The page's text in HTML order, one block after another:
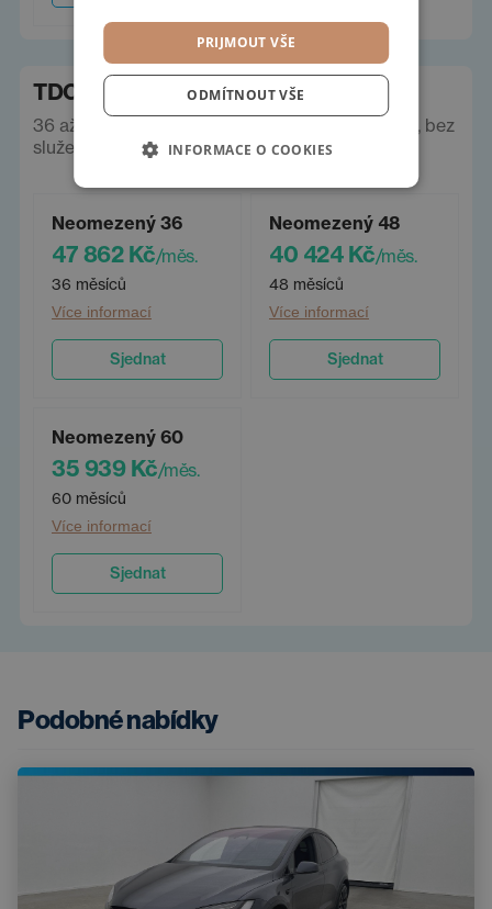
TDC operák
36 až 60 měsíců, neomezeně km. Ceny vč. DPH, bez
služeb a pojištění.
Neomezený 36
47 862 Kč/měs.
36 měsíců
Více informací
Sjednat
Neomezený 48
40 424 Kč/měs.
48 měsíců
Více informací
Sjednat
Neomezený 60
35 939 Kč/měs.
60 měsíců
Více informací
Sjednat
Podobné nabídky
PRIJMOUT VŠE
ODMÍTNOUT VŠE
INFORMACE O COOKIES